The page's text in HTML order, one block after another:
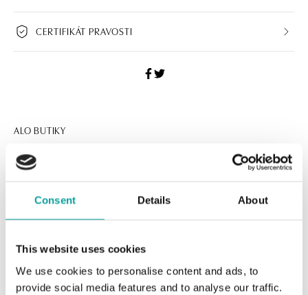
Consent Details About
This website uses cookies
We use cookies to personalise content and ads, to
provide social media features and to analyse our traffic.
CERTIFIKÁT PRAVOSTI
ALO BUTIKY
Navštívte naše butiky